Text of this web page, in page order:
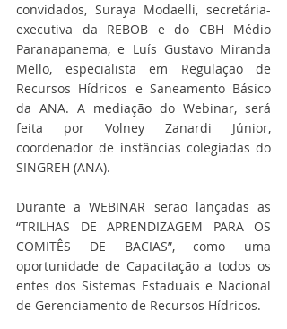
convidados, Suraya Modaelli, secretária-
executiva da REBOB e do CBH Médio
Paranapanema, e Luís Gustavo Miranda
Mello, especialista em Regulação de
Recursos Hídricos e Saneamento Básico
da ANA. A mediação do Webinar, será
feita por Volney Zanardi Júnior,
coordenador de instâncias colegiadas do
SINGREH (ANA).
Durante a WEBINAR serão lançadas as
“TRILHAS DE APRENDIZAGEM PARA OS
COMITÊS DE BACIAS”, como uma
oportunidade de Capacitação a todos os
entes dos Sistemas Estaduais e Nacional
de Gerenciamento de Recursos Hídricos.